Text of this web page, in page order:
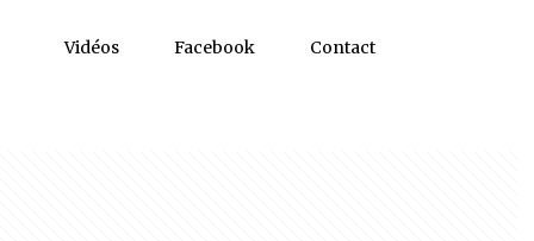
Vidéos Facebook Contact